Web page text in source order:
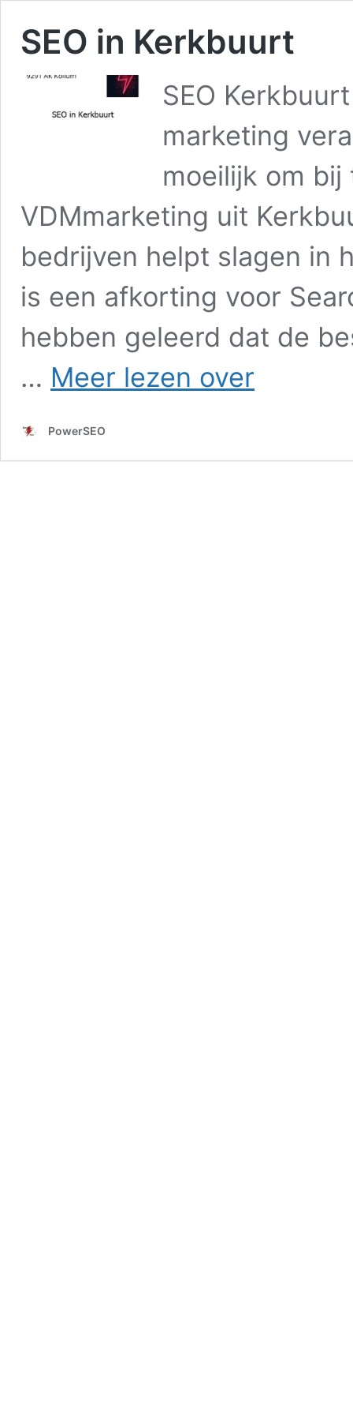
SEO in Kerkbuurt
SEO
marketing
moeilijk om bij
VDMmarketing uit
bedrijven helpt slagen in
is een afkorting voor
hebben geleerd dat de
… Meer lezen over
PowerSEO